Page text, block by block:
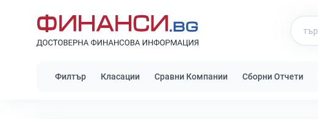
Филтър Класации Сравни Компании Сборни Отчети